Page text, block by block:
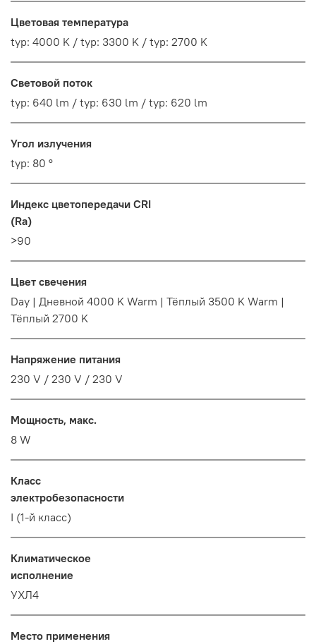
Цветовая температура
typ: 4000 K / typ: 3300 K / typ: 2700 K
Световой поток
typ: 640 lm / typ: 630 lm / typ: 620 lm
Угол излучения
typ: 80 °
Индекс цветопередачи CRI
(Ra)
>90
Цвет свечения
Day | Дневной 4000 K Warm | Тёплый 3500 K Warm |
Тёплый 2700 K
Напряжение питания
230 V / 230 V / 230 V
Мощность, макс.
8 W
Класс
электробезопасности
I (1-й класс)
Климатическое
исполнение
УХЛ4
Место применения